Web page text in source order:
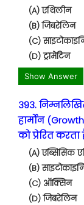
(A) एथिलीन
(B) जिबरेलिन
(C)
(D) ट्रामेटिन
Show Answer
393.
हार्मोन
को प्रेरित करता
(A) एब्सिसिक
(B)
(C) ऑक्सिन
(D) जिबरेलिन